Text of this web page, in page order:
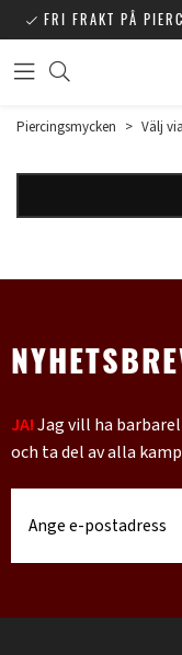
FRI FRAKT PÅ
Piercingsmycken > Välj
JA!Jag vill ha
och ta del av alla